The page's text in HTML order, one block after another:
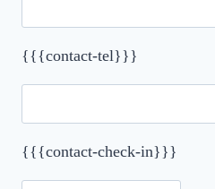
{{{contact-tel}}}
Please leave this field empty.
{{{contact-check-in}}}